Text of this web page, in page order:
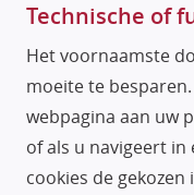
Technische of
Het voornaamste
moeite te
webpagina aan uw
of als u navigeert in
cookies de